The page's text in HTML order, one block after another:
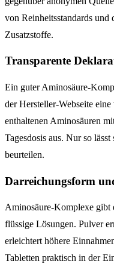
von Reinheitsstandards und
Zusatzstoffe.
Transparente
Ein guter Aminosäure-
der Hersteller-Webseite
enthaltenen Aminosäuren
Tagesdosis aus. Nur so
beurteilen.
Darreichungsform
Aminosäure-Komplexe gibt
flüssige Lösungen. Pulver
erleichtert höhere
Tabletten praktisch in der